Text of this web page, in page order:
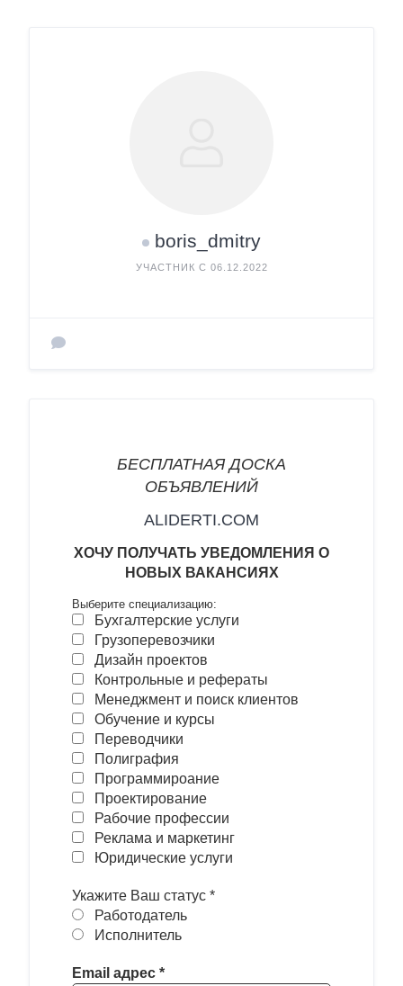
boris_dmitry
УЧАСТНИК С 06.12.2022
БЕСПЛАТНАЯ ДОСКА
ОБЪЯВЛЕНИЙ
ALIDERTI.COM
ХОЧУ ПОЛУЧАТЬ УВЕДОМЛЕНИЯ О
НОВЫХ ВАКАНСИЯХ
Выберите специализацию:
Бухгалтерские услуги
Грузоперевозчики
Дизайн проектов
Контрольные и рефераты
Менеджмент и поиск клиентов
Обучение и курсы
Переводчики
Полиграфия
Программироание
Проектирование
Рабочие профессии
Реклама и маркетинг
Юридические услуги
Укажите Ваш статус *
Работодатель
Исполнитель
Email адрес *